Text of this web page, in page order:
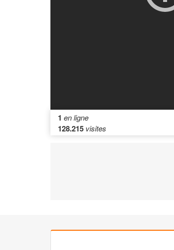
1 en ligne
128.215 visites